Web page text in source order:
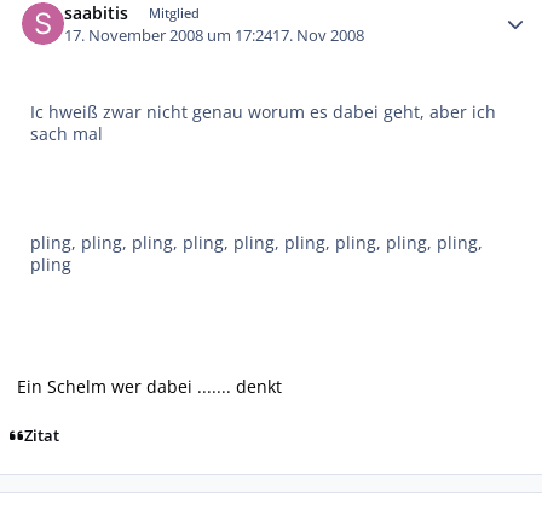
saabitis Mitglied
17. November 2008 um 17:2417. Nov 2008
Ic hweiß zwar nicht genau worum es dabei geht, aber ich
sach mal
pling, pling, pling, pling, pling, pling, pling, pling, pling,
pling
Ein Schelm wer dabei ....... denkt
Zitat